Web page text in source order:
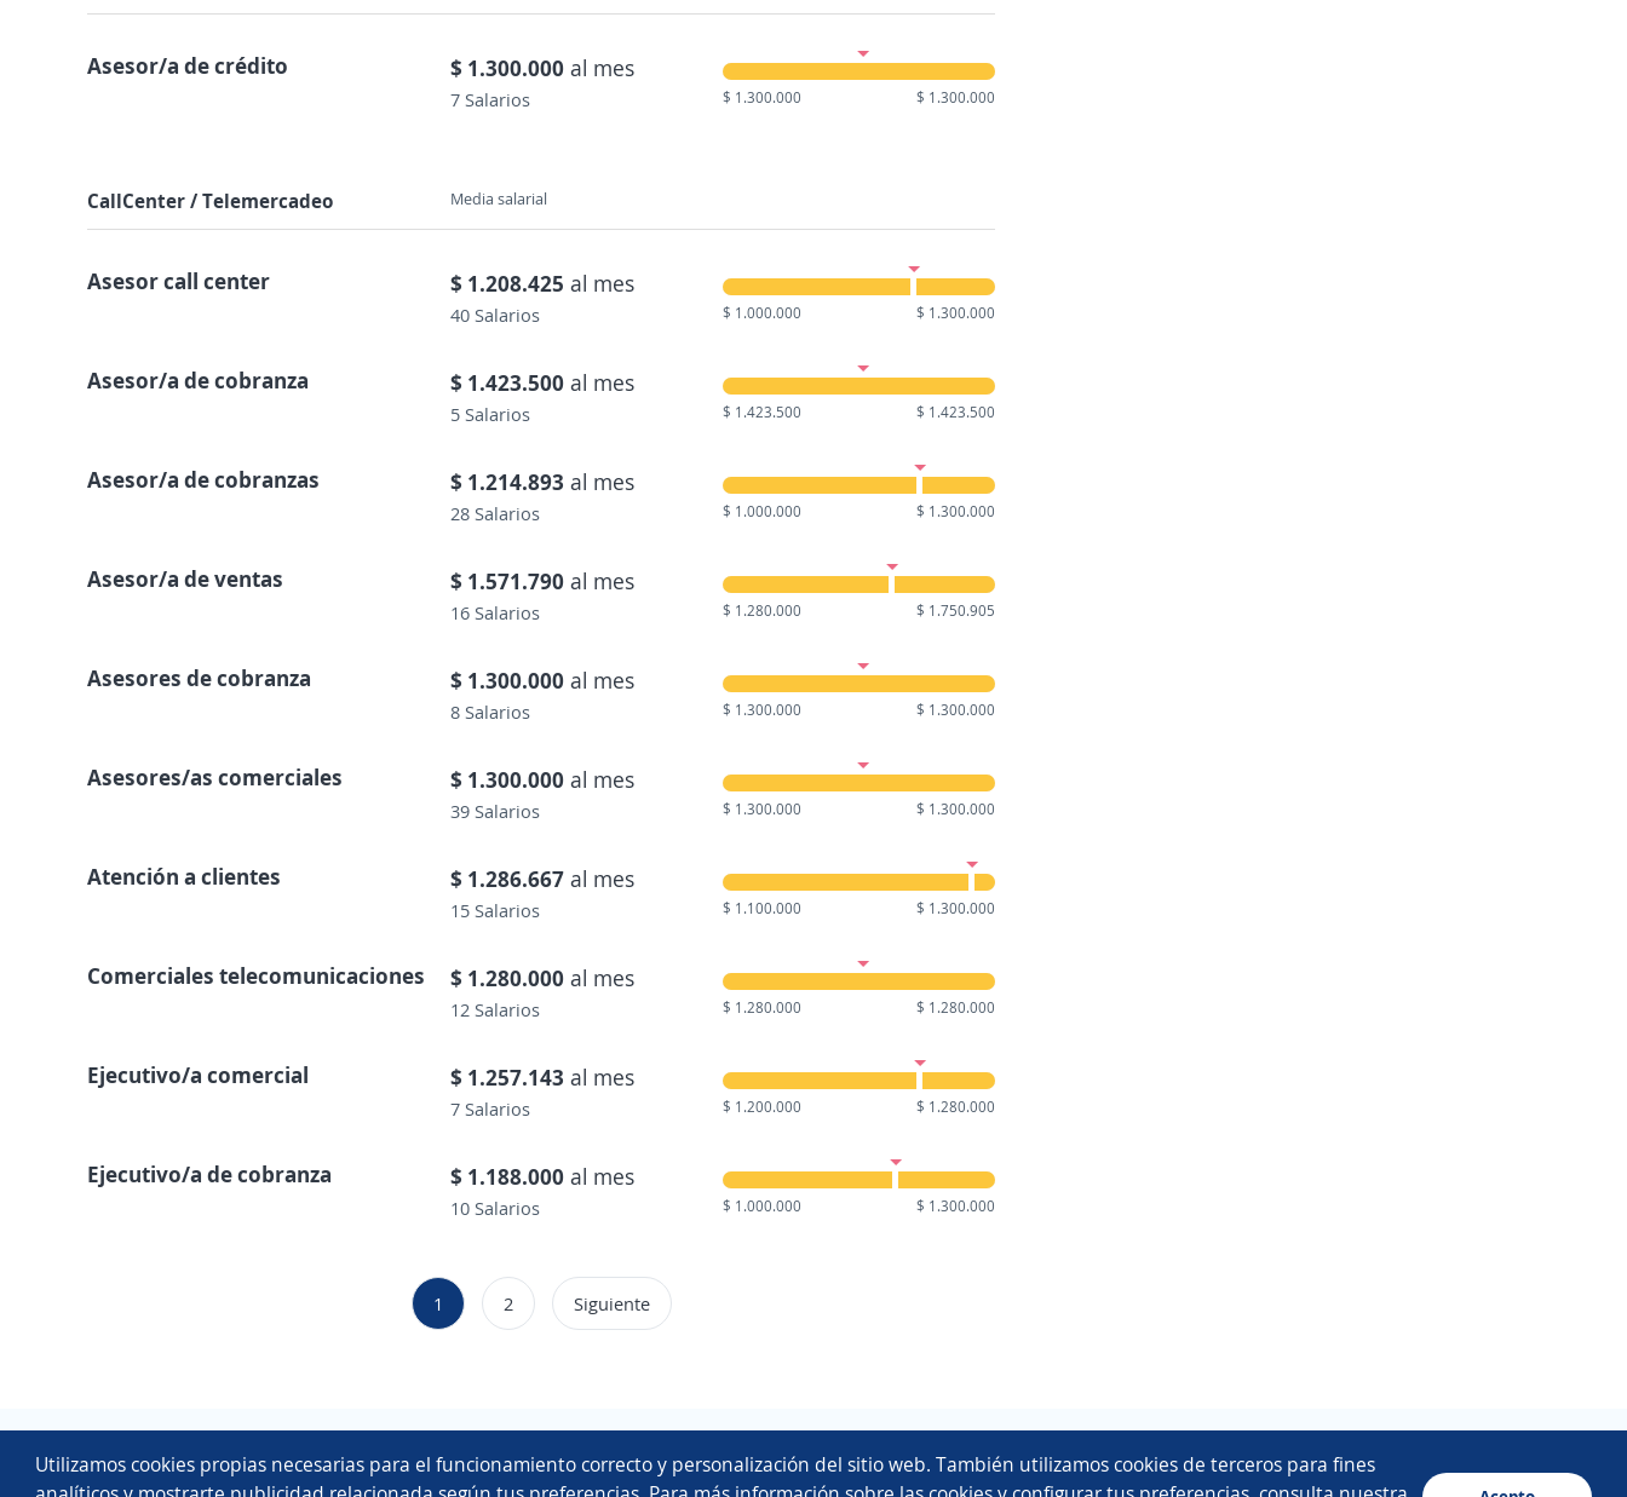
Utilizamos cookies propias necesarias para el funcionamiento correcto y personalización del sitio web. También utilizamos cookies de terceros para fines
Asesor/a de crédito $ 1.300.000 al mes
7 Salarios $ 1.300.000 $ 1.300.000
CallCenter / Telemercadeo Media salarial
Asesor call center $ 1.208.425 al mes
40 Salarios $ 1.000.000 $ 1.300.000
Asesor/a de cobranza $ 1.423.500 al mes
5 Salarios $ 1.423.500 $ 1.423.500
Asesor/a de cobranzas $ 1.214.893 al mes
28 Salarios $ 1.000.000 $ 1.300.000
Asesor/a de ventas $ 1.571.790 al mes
16 Salarios $ 1.280.000 $ 1.750.905
Asesores de cobranza $ 1.300.000 al mes
8 Salarios $ 1.300.000 $ 1.300.000
Asesores/as comerciales $ 1.300.000 al mes
39 Salarios $ 1.300.000 $ 1.300.000
Atención a clientes $ 1.286.667 al mes
15 Salarios $ 1.100.000 $ 1.300.000
Comerciales telecomunicaciones $ 1.280.000 al mes
12 Salarios $ 1.280.000 $ 1.280.000
Ejecutivo/a comercial $ 1.257.143 al mes
7 Salarios $ 1.200.000 $ 1.280.000
Ejecutivo/a de cobranza $ 1.188.000 al mes
10 Salarios $ 1.000.000 $ 1.300.000
1 2 Siguiente
Aviso legal/privacidad